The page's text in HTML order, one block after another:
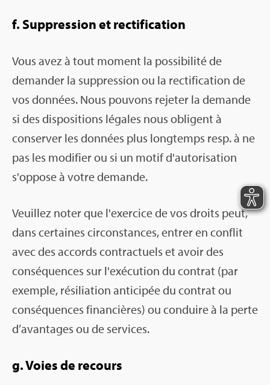
f. Sup­pres­sion et rec­ti­fi­ca­tion
Vous avez à tout moment la pos­si­bi­lité de
deman­der la sup­pres­sion ou la rec­ti­fi­ca­tion de
vos don­nées. Nous pou­vons reje­ter la demande
si des dis­po­si­tions légales nous obligent à
conser­ver les don­nées plus long­temps resp. à ne
pas les modi­fier ou si un motif d'au­to­ri­sa­tion
s'op­pose à votre demande.
Veuillez noter que l'exer­cice de vos droits peut,
dans cer­taines cir­cons­tances, entrer en conflit
avec des accords contrac­tuels et avoir des
consé­quences sur l'exé­cu­tion du contrat (par
exemple, rési­lia­tion anti­ci­pée du contrat ou
consé­quences finan­cières) ou conduire à la perte
d’avan­tages ou de ser­vices.
g. Voies de recours